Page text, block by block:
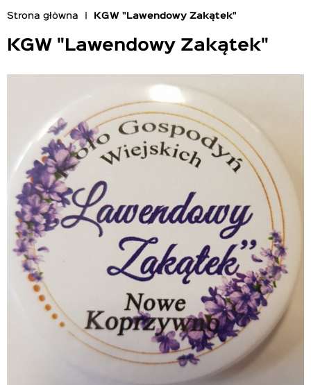
nawigacyjna
Strona główna KGW "Lawendowy Zakątek"
KGW "Lawendowy Zakątek"